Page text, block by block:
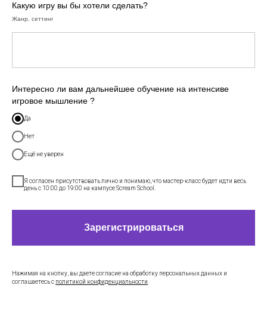
Какую игру вы бы хотели сделать?
Жанр, сеттинг
Интересно ли вам дальнейшее обучение на интенсиве
игровое мышление ?
Да
Нет
Ещё не уверен
Я согласен присутствовать лично и понимаю, что мастер-класс будет идти весь
день с 10:00 до 19:00 на кампусе Scream School.
Зарегистрироваться
Нажимая на кнопку, вы даете согласие на обработку персональных данных и
соглашаетесь c политикой конфиденциальности
Центр дизайна Artplay
105120, Москва, ул. Нижняя Сыромятническая,
10, стр. 4, вход 4а
АНО ВО «Универсальный Университет»
INFO@SCREAM.SCHOOL
О школе
Программы
Сотрудничество